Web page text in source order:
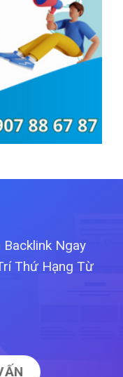
Ngay
Thứ Hạng Từ